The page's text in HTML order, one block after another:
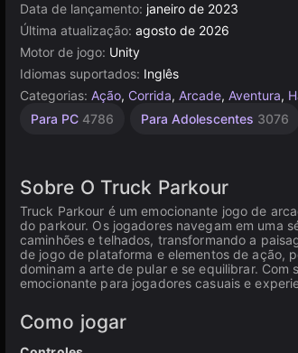
Data de lançamento: janeiro de 2023
Última atualização: agosto de 2026
Motor de jogo: Unity
Idiomas suportados: Inglês
Categorias: Ação, Corrida, Arcade, Aventura,
Para PC 4786 Para Adolescentes 3076
Veículos
Salto
Acidentes
Agilidade
Mesa e
De 1
Cronometragem
Indie
Trânsito
Construção
Alta
Russos
Navegador
Unity
Sobre O Truck Parkour
Truck Parkour é um emocionante jogo de
do parkour. Os jogadores navegam em uma
caminhões e telhados, transformando a
de jogo de plataforma e elementos de ação,
dominam a arte de pular e se equilibrar.
emocionante para jogadores casuais e
Como jogar